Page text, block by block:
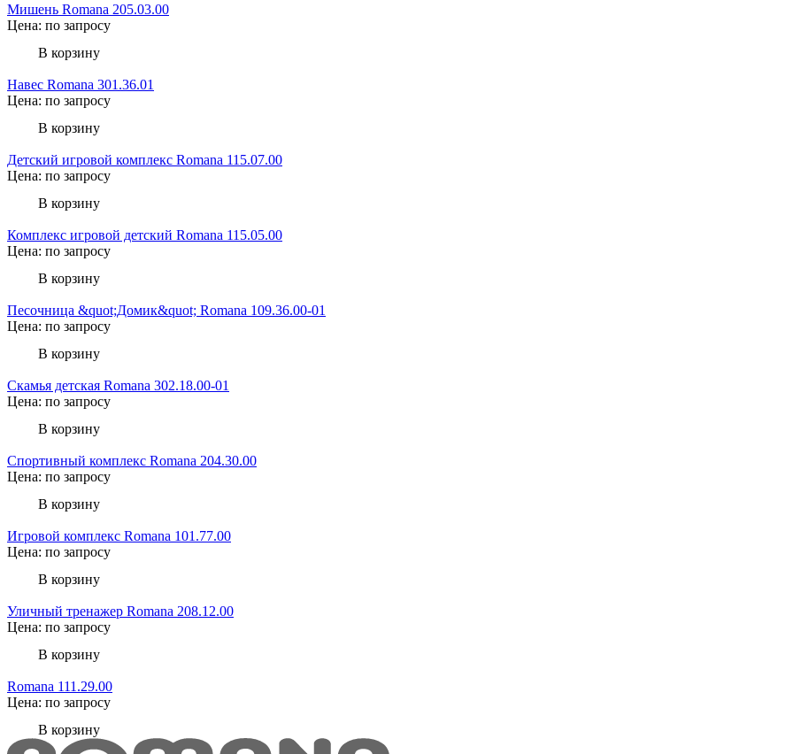
Мишень Romana 205.03.00
Цена: по запросу
В корзину
Навес Romana 301.36.01
Цена: по запросу
В корзину
Детский игровой комплекс Romana 115.07.00
Цена: по запросу
В корзину
Комплекс игровой детский Romana 115.05.00
Цена: по запросу
В корзину
Песочница &quot;Домик&quot; Romana 109.36.00-01
Цена: по запросу
В корзину
Скамья детская Romana 302.18.00-01
Цена: по запросу
В корзину
Спортивный комплекс Romana 204.30.00
Цена: по запросу
В корзину
Игровой комплекс Romana 101.77.00
Цена: по запросу
В корзину
Уличный тренажер Romana 208.12.00
Цена: по запросу
В корзину
Romana 111.29.00
Цена: по запросу
В корзину